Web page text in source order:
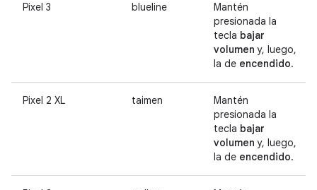
Pixel 3 blueline
Mantén
presionada la
tecla bajar
volumen y, luego,
la de encendido.
Pixel 2 XL taimen
Mantén
presionada la
tecla bajar
volumen y, luego,
la de encendido.